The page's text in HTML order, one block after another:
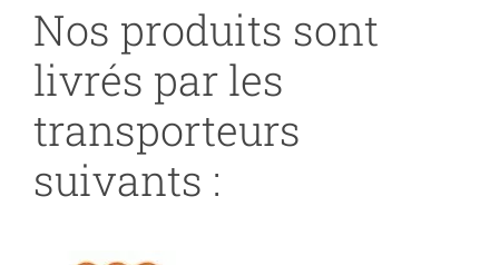
Nos produits sont
livrés par les
transporteurs
suivants :